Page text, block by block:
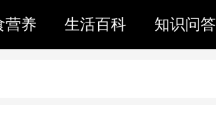
营养 生活百科 知识问答